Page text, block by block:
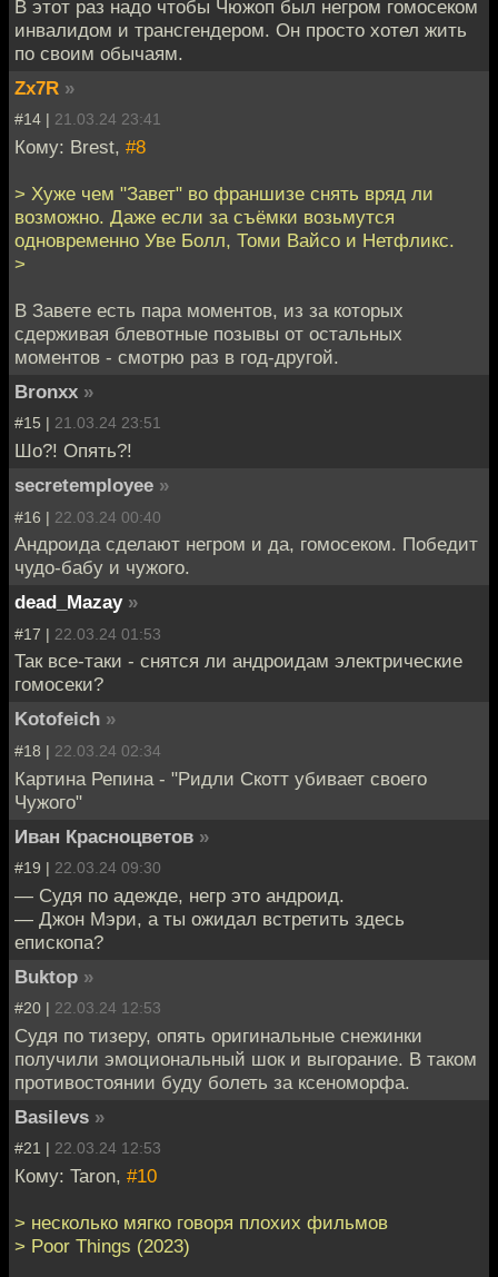
В этот раз надо чтобы Чюжоп был негром гомосеком
инвалидом и трансгендером. Он просто хотел жить
по своим обычаям.
Zx7R »
#14 | 21.03.24 23:41
Кому: Brest, #8
> Хуже чем "Завет" во франшизе снять вряд ли
возможно. Даже если за съёмки возьмутся
одновременно Уве Болл, Томи Вайсо и Нетфликс.
>
В Завете есть пара моментов, из за которых
сдерживая блевотные позывы от остальных
моментов - смотрю раз в год-другой.
Bronxx »
#15 | 21.03.24 23:51
Шо?! Опять?!
secretemployee »
#16 | 22.03.24 00:40
Андроида сделают негром и да, гомосеком. Победит
чудо-бабу и чужого.
dead_Mazay »
#17 | 22.03.24 01:53
Так все-таки - снятся ли андроидам электрические
гомосеки?
Kotofeich »
#18 | 22.03.24 02:34
Картина Репина - "Ридли Скотт убивает своего
Чужого"
Иван Красноцветов »
#19 | 22.03.24 09:30
— Судя по адежде, негр это андроид.
— Джон Мэри, а ты ожидал встретить здесь
епископа?
Buktop »
#20 | 22.03.24 12:53
Судя по тизеру, опять оригинальные снежинки
получили эмоциональный шок и выгорание. В таком
противостоянии буду болеть за ксеноморфа.
Basilevs »
#21 | 22.03.24 12:53
Кому: Taron, #10
> несколько мягко говоря плохих фильмов
> Poor Things (2023)